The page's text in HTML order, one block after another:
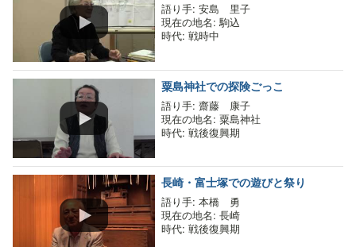
語り手: 安島 里子
現在の地名: 駒込
時代: 戦時中
粟島神社での探険ごっこ
語り手: 齋藤 康子
現在の地名: 粟島神社
時代: 戦後復興期
長崎・富士塚での遊びと祭り
語り手: 本橋 勇
現在の地名: 長崎
時代: 戦後復興期